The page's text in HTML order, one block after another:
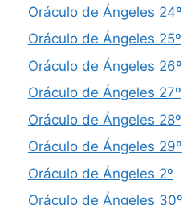
Oráculo de Ángeles 24º
Oráculo de Ángeles 25º
Oráculo de Ángeles 26º
Oráculo de Ángeles 27º
Oráculo de Ángeles 28º
Oráculo de Ángeles 29º
Oráculo de Ángeles 2º
Oráculo de Ángeles 30º